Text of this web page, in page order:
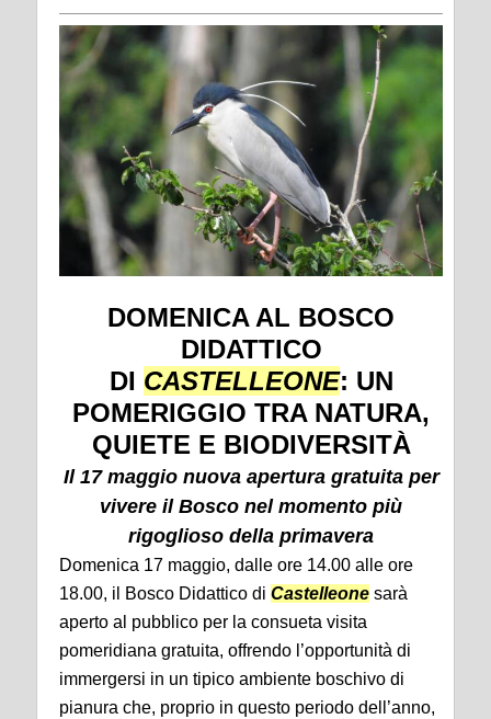
DOMENICA AL BOSCO
DIDATTICO
DI CASTELLEONE: UN
POMERIGGIO TRA NATURA,
QUIETE E BIODIVERSITÀ
Il 17 maggio nuova apertura gratuita per
vivere il Bosco nel momento più
rigoglioso della primavera
Domenica 17 maggio, dalle ore 14.00 alle ore
18.00, il Bosco Didattico di Castelleone sarà
aperto al pubblico per la consueta visita
pomeridiana gratuita, offrendo l’opportunità di
immergersi in un tipico ambiente boschivo di
pianura che, proprio in questo periodo dell’anno,